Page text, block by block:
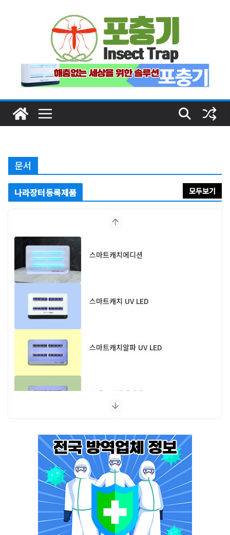
문서
나라장터등록제품 모두보기
스마트캐치에디션
스마트캐치 UV LED
스마트캐치알파 UV LED
스마트캐치에디션 UV LED
플라이포커스
모스포커스
포커스 LED